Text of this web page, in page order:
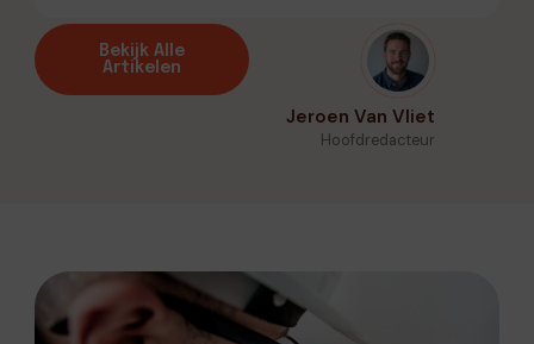
Bekijk Alle
Artikelen
Jeroen Van Vliet
Hoofdredacteur